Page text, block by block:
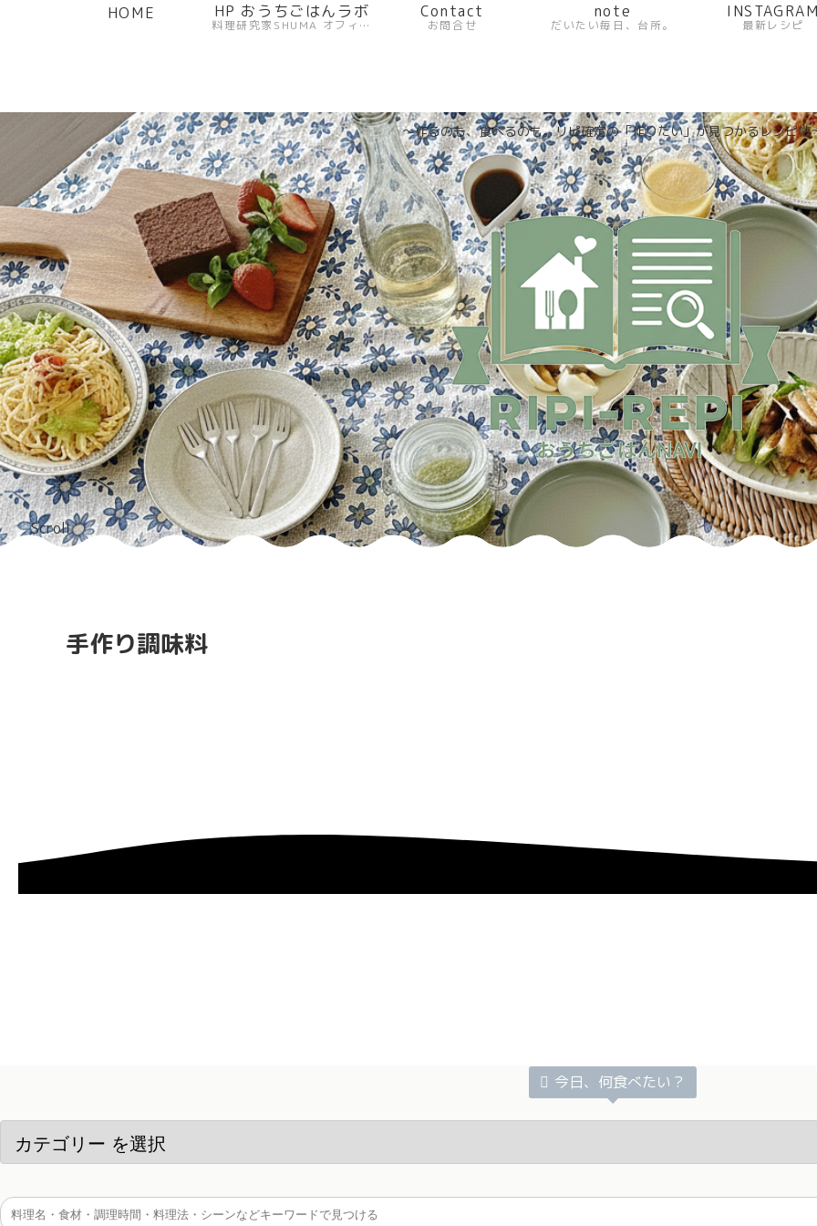
〜作るのも、食べるのも。リピ確定の「作りたい」が見つかるレシピ帖
Scroll
HOME HP おうちごはんラボ
料理研究家SHUMA オフィシャルサイト
Contact
お問合せ
note
だいたい毎日、台所。 最新レシピ
手作り調味料
今日、何食べたい？